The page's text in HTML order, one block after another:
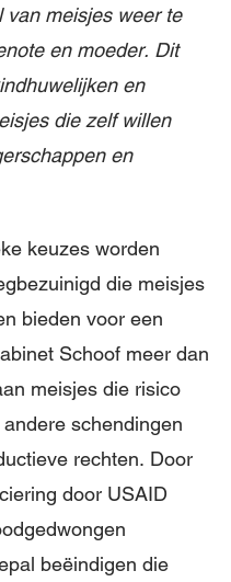
van meisjes weer te
en moeder. Dit
en
die zelf willen
en
keuzes worden
die meisjes
bieden voor een
Schoof meer dan
meisjes die risico
schendingen
rechten. Door
door USAID
beëindigen die